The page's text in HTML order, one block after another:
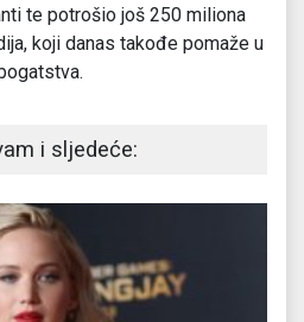
te potrošio još 250 miliona
koji danas takođe pomaže u
i sljedeće: